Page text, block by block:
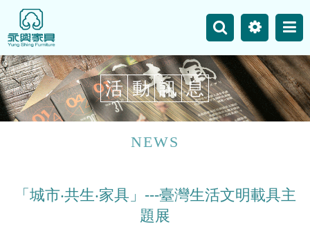
網站地圖
主選單
永興事業
最新消息
聯絡我們
NEWS
活 動 訊 息
「城市‧共生‧家具」---臺灣生活文明載具主
題展